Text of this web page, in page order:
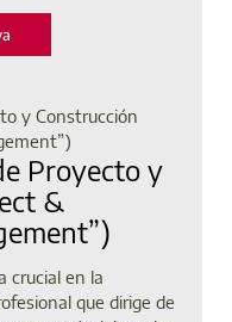
Proyecto y
&
crucial en la
que dirige de